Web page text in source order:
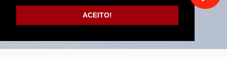
ACEITO!